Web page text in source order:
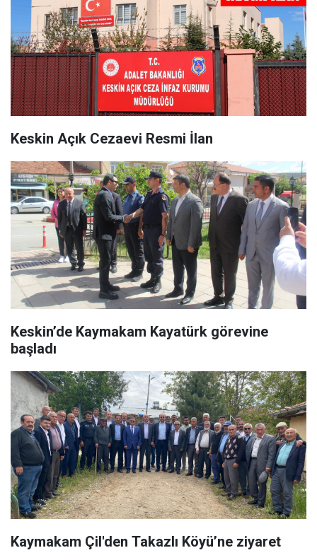
Keskin Açık Cezaevi Resmi İlan
Keskin’de Kaymakam Kayatürk görevine
başladı
Kaymakam Çil'den Takazlı Köyü’ne ziyaret